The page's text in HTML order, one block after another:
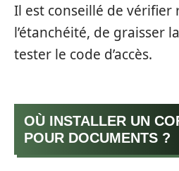
Il est conseillé de
l’étanchéité, de graisser
tester le code d’accès.
OÙ INSTALLER UN
POUR DOCUMENTS ?